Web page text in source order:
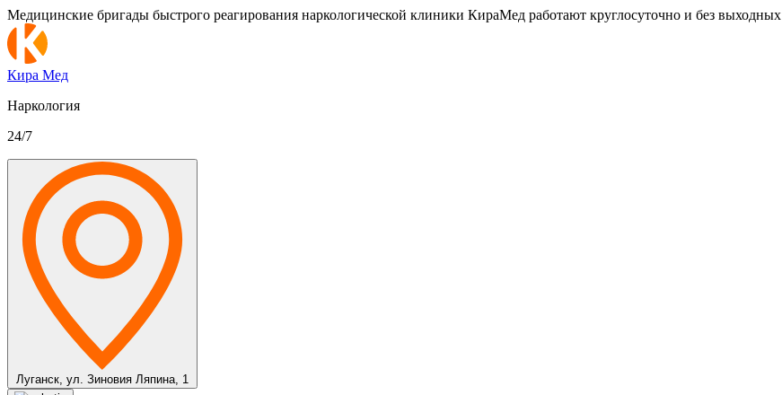
Медицинские бригады быстрого реагирования наркологической клиники КираМед работают круглосуточно и без выходных
Кира Мед
Наркология
24/7
Луганск, ул. Зиновия Ляпина, 1